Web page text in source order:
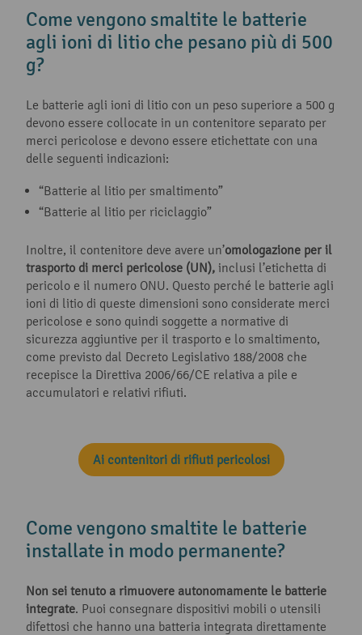
Come vengono smaltite le batterie
agli ioni di litio che pesano più di 500
g?
Le batterie agli ioni di litio con un peso superiore a 500 g
devono essere collocate in un contenitore separato per
merci pericolose e devono essere etichettate con una
delle seguenti indicazioni:
“Batterie al litio per smaltimento”
“Batterie al litio per riciclaggio”
Inoltre, il contenitore deve avere un’omologazione per il
trasporto di merci pericolose (UN), inclusi l’etichetta di
pericolo e il numero ONU. Questo perché le batterie agli
ioni di litio di queste dimensioni sono considerate merci
pericolose e sono quindi soggette a normative di
sicurezza aggiuntive per il trasporto e lo smaltimento,
come previsto dal Decreto Legislativo 188/2008 che
recepisce la Direttiva 2006/66/CE relativa a pile e
accumulatori e relativi rifiuti.
Ai contenitori di rifiuti pericolosi
Come vengono smaltite le batterie
installate in modo permanente?
Non sei tenuto a rimuovere autonomamente le batterie
integrate. Puoi consegnare dispositivi mobili o utensili
difettosi che hanno una batteria integrata direttamente